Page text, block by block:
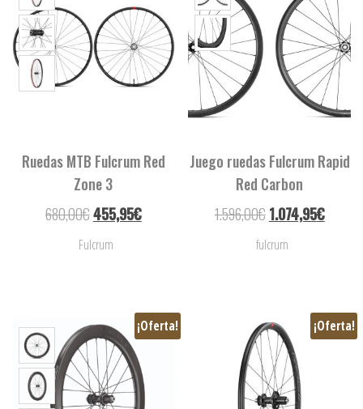
Ruedas MTB Fulcrum Red
Zone 3
680,00€455,95€
Fulcrum
Juego ruedas Fulcrum Rapid
Red Carbon
1.596,00€ 1.074,95€
fulcrum
¡Oferta! ¡Oferta!